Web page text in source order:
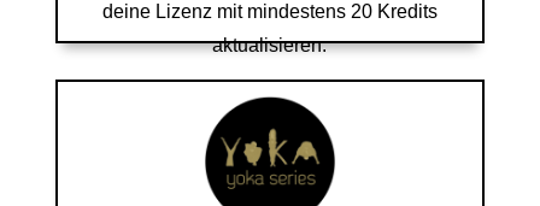
deine Lizenz mit mindestens 20 Kredits
aktualisieren.